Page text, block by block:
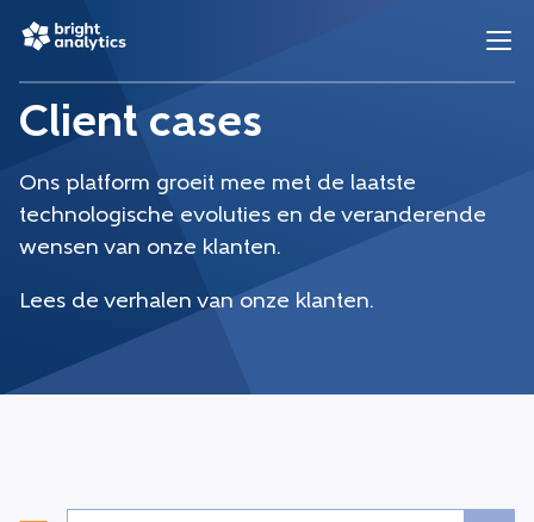
Client cases
Ons platform groeit mee met de laatste
technologische evoluties en de veranderende
wensen van onze klanten.
Lees de verhalen van onze klanten.